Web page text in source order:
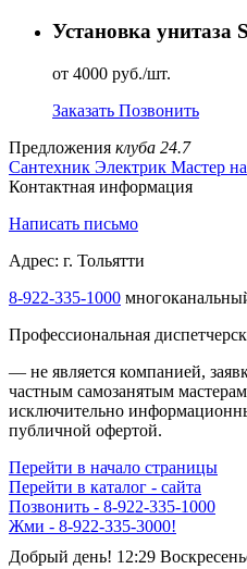
Установка унитаза
от 4000 руб./шт.
Заказать Позвонить
Предложения клуба 24.7
Сантехник Электрик Мастер
Контактная информация
Написать письмо
Адрес: г. Тольятти
8-922-335-1000
Профессиональная
— не является компанией,
частным самозанятым
исключительно
публичной офертой.
Перейти в начало страницы
Перейти в каталог - сайта
Позвонить - 8-922-335-1000
Жми - 8-922-335-3000!
Добрый день! 12:29